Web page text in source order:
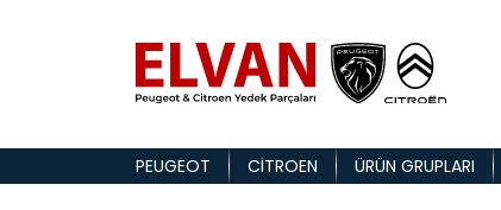
PEUGEOT CITROEN ÜRÜN GRUPLARI